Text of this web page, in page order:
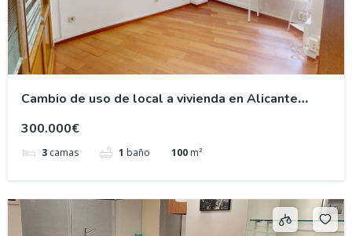
Cambio de uso de local a vivienda en Alicante
300.000€
3 camas 1 baño 100 m²